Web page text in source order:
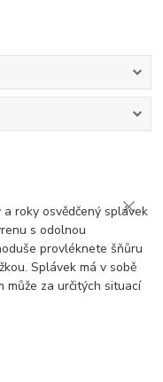
roky osvědčený splávek
s odolnou
provléknete šňůru
Splávek má v sobě
může za určitých situací